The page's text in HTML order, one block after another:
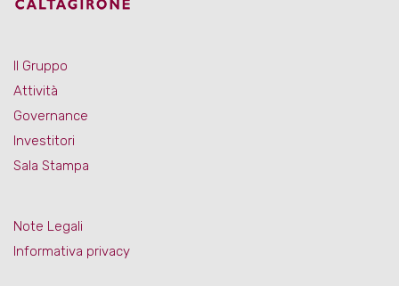
Il Gruppo
Attività
Governance
Investitori
Sala Stampa
Note Legali
Informativa privacy